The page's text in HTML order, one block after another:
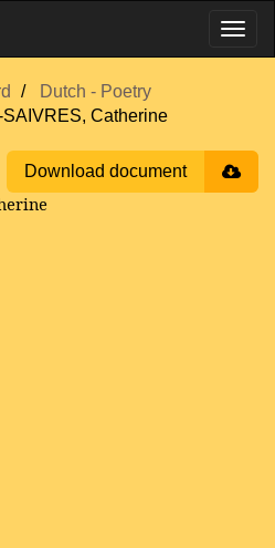
Dutch - Poetry
Catherine
Download document